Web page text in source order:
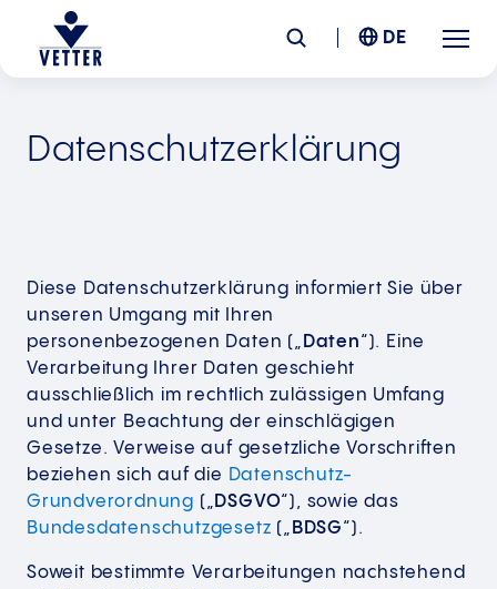
Unternehmen
Standorte
News &Insights
Karriere
DE
Datenschutzerklärung
Diese Datenschutzerklärung informiert Sie über
unseren Umgang mit Ihren
personenbezogenen Daten („ Daten“). Eine
Verarbeitung Ihrer Daten geschieht
ausschließlich im rechtlich zulässigen Umfang
und unter Beachtung der einschlägigen
Gesetze. Verweise auf gesetzliche Vorschriften
beziehen sich auf die Datenschutz-
Grundverordnung („ DSGVO“), sowie das
Bundesdatenschutzgesetz („ BDSG“).
Soweit bestimmte Verarbeitungen nachstehend